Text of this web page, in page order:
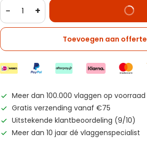
− +
Toevoegen aan offerte
Meer dan 100.000 vlaggen op voorraad
Gratis verzending vanaf €75
Uitstekende klantbeoordeling (9/10)
Meer dan 10 jaar dé vlaggenspecialist